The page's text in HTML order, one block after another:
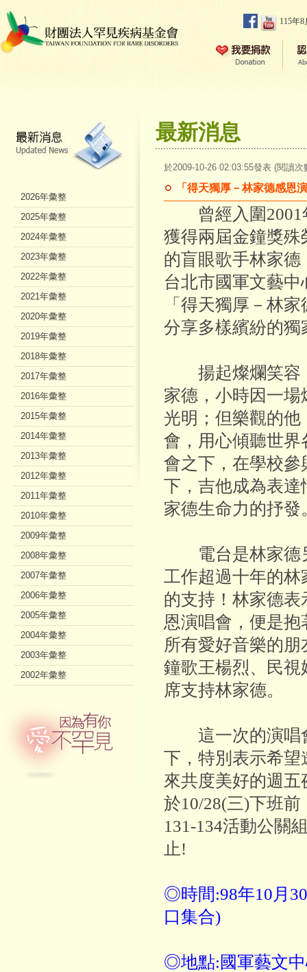
115年
最新消息
於2009-10-26 02:03:55發表 (閱讀次
「得天獨厚－林家德感恩
曾經入圍2001
獲得兩屆金鐘獎
的盲眼歌手林家德
台北市國軍文藝
「得天獨厚－林
分享多樣繽紛的獨
揚起燦爛笑容
家德，小時因一
光明；但樂觀的
會，用心傾聽世
會之下，在學校
下，吉他成為表
家德生命力的抒發
電台是林家德
工作超過十年的
的支持！林家德
恩演唱會，便是
所有愛好音樂的
鐘歌王楊烈、民
席支持林家德。
這一次的演唱
下，特別表示希
來共度美好的週
於10/28(三)下班前
131-134活動公關
止!
◎時間:98年10月
口集合)
◎地點:國軍藝文
2026年彙整
2025年彙整
2024年彙整
2023年彙整
2022年彙整
2021年彙整
2020年彙整
2019年彙整
2018年彙整
2017年彙整
2016年彙整
2015年彙整
2014年彙整
2013年彙整
2012年彙整
2011年彙整
2010年彙整
2009年彙整
2008年彙整
2007年彙整
2006年彙整
2005年彙整
2004年彙整
2003年彙整
2002年彙整